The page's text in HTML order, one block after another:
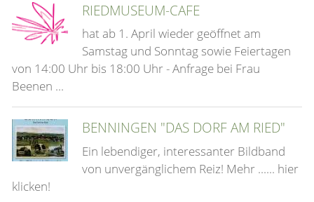
RIEDMUSEUM-CAFE
hat ab 1. April wieder geöffnet am
Samstag und Sonntag sowie Feiertagen
von 14:00 Uhr bis 18:00 Uhr - Anfrage bei Frau
Beenen ...
BENNINGEN "DAS DORF AM RIED"
Ein lebendiger, interessanter Bildband
von unvergänglichem Reiz! Mehr ...... hier
klicken!